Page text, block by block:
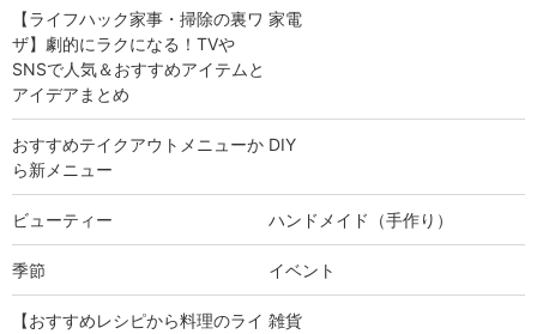
【ライフハック家事・掃除の裏ワ
ザ】劇的にラクになる！TVや
SNSで人気＆おすすめアイテムと
アイデアまとめ
家電
おすすめテイクアウトメニューか
ら新メニュー
DIY
ビューティー ハンドメイド（手作り）
季節 イベント
【おすすめレシピから料理のライ 雑貨